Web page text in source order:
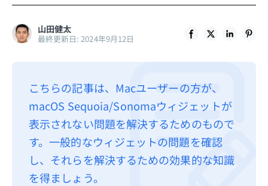
BuhoLaunchpad
その他
利用規約
返金について
山田健太
最終更新日: 2024年9月12日
こちらの記事は、Macユーザーの方が、
macOS Sequoia/Sonomaウィジェットが
表示されない問題を解決するためのもので
す。一般的なウィジェットの問題を確認
し、それらを解決するための効果的な知識
を得ましょう。